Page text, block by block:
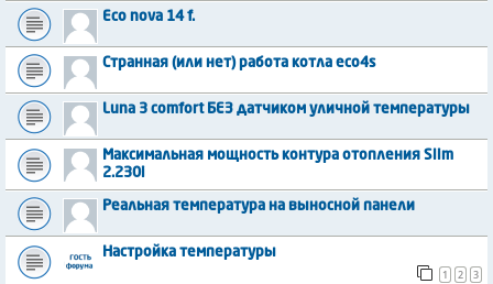
Eco nova 14 f.
Странная (или нет) работа котла eco4s
Luna 3 comfort БЕЗ датчиком уличной температуры
Максимальная мощность контура отопления Slim
2.230i
Реальная температура на выносной панели
Настройка температуры
1
2 3